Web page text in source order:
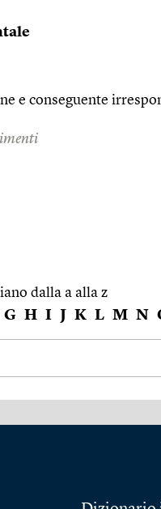
e conseguente
dalla a alla z
G H I J K L M N